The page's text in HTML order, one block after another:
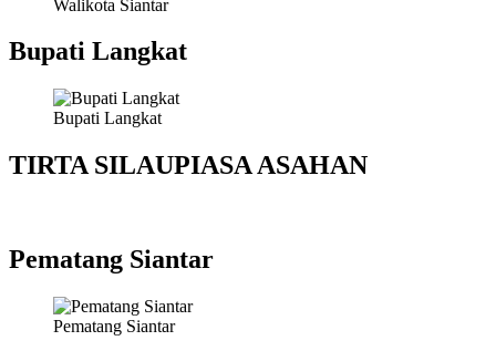
Walikota Siantar
Bupati Langkat
Bupati Langkat
TIRTA SILAUPIASA ASAHAN
Pematang Siantar
Pematang Siantar